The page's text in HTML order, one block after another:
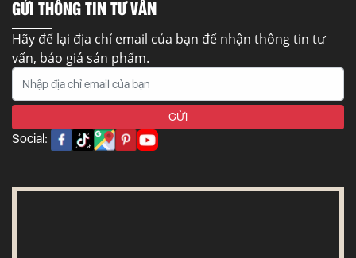
GỬI THÔNG TIN TƯ VẤN
Hãy để lại địa chỉ email của bạn để nhận thông tin tư
vấn, báo giá sản phẩm.
Social: